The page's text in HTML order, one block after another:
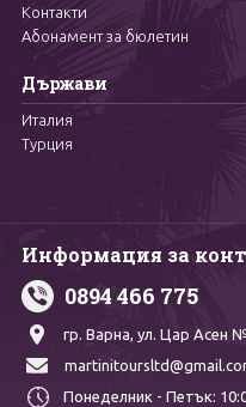
Контакти
Абонамент за бюлетин
Държави
Италия
Турция
Информация за
0894 466 775
гр. Варна, ул. Цар Асен
Понеделник - Петък: